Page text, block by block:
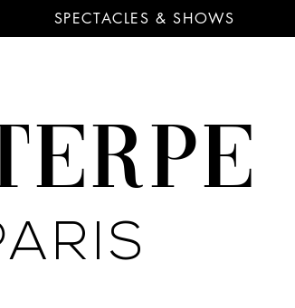
SPECTACLES & SHOWS